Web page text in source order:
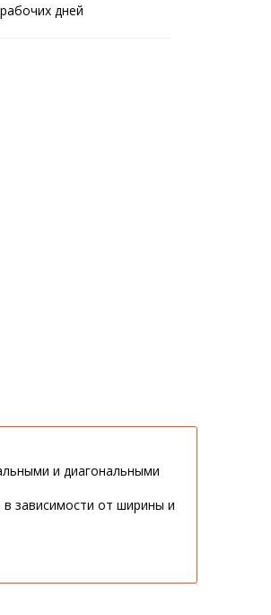
дней
и диагональными
в зависимости от ширины и